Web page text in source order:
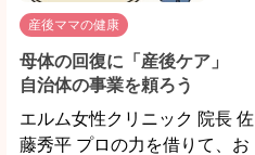
産後ママの健康
母体の回復に「産後ケア」
自治体の事業を頼ろう
エルム女性クリニック 院長 佐
藤秀平 プロの力を借りて、お